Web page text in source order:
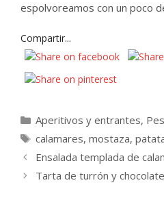
espolvoreamos con un poco
Compartir...
Categorías
Aperitivos y entrantes,
Etiquetas
calamares, mostaza,
Ensalada templada de
Tarta de turrón y chocolate